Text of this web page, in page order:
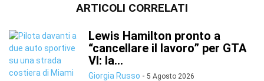
ARTICOLI CORRELATI
Lewis Hamilton pronto a
“cancellare il lavoro” per GTA
VI: la...
Giorgia Russo - 5 Agosto 2026